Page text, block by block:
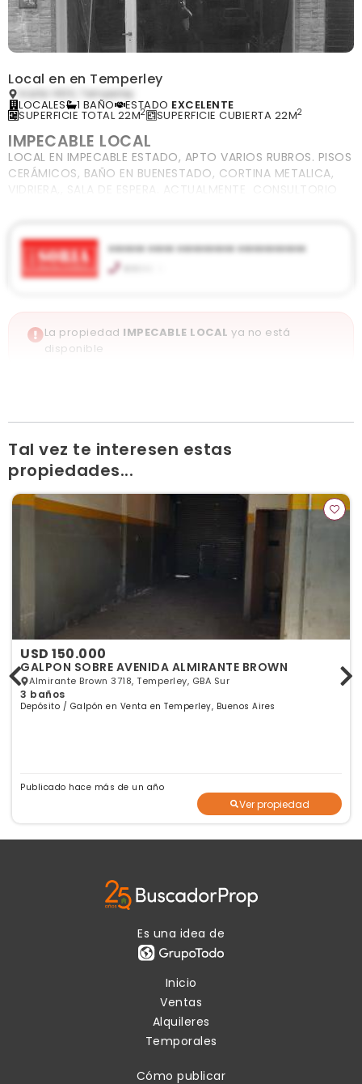
Local en en Temperley
Iriarte 1400, Temperley
LOCALES 1 BAÑO ESTADO EXCELENTE
SUPERFICIE TOTAL 22M2 SUPERFICIE CUBIERTA 22M2
IMPECABLE LOCAL
LOCAL EN IMPECABLE ESTADO, APTO VARIOS RUBROS. PISOS
CERÁMICOS, BAÑO EN BUENESTADO, CORTINA METALICA,
VIDRIERA,, SALA DE ESPERA. ACTUALMENTE CONSULTORIO
xxxxxxx xxxxx xxxxxxxxxxx xxxxxxxxxxxxx
xxxxx xx
inmobiliariasoria.com
Ver publicaciones de la inmobiliaria
La propiedad IMPECABLE LOCAL ya no está
disponible
Tal vez te interesen estas
propiedades...
USD 150.000
GALPON SOBRE AVENIDA ALMIRANTE BROWN
Almirante Brown 3718, Temperley, GBA Sur
3 baños
Depósito / Galpón en Venta en Temperley, Buenos Aires
Publicado hace más de un año
Ver propiedad
Es una idea de
Inicio
Ventas
Alquileres
Temporales
Cómo publicar